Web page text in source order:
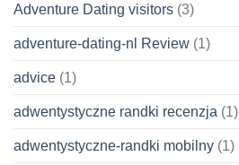
Adventure Dating visitors (3)
adventure-dating-nl Review (1)
advice (1)
adwentystyczne randki recenzja (1)
adwentystyczne-randki mobilny (1)